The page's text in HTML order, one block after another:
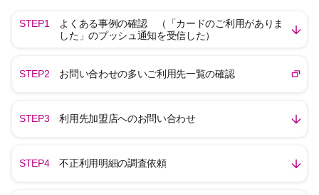
STEP1
よくある事例の確認 （「カードのご利用がありま
した」のプッシュ通知を受信した）​
STEP2 お問い合わせの多いご利用先一覧の確認
STEP3利用先加盟店へのお問い合わせ
STEP4不正利用明細の調査依頼